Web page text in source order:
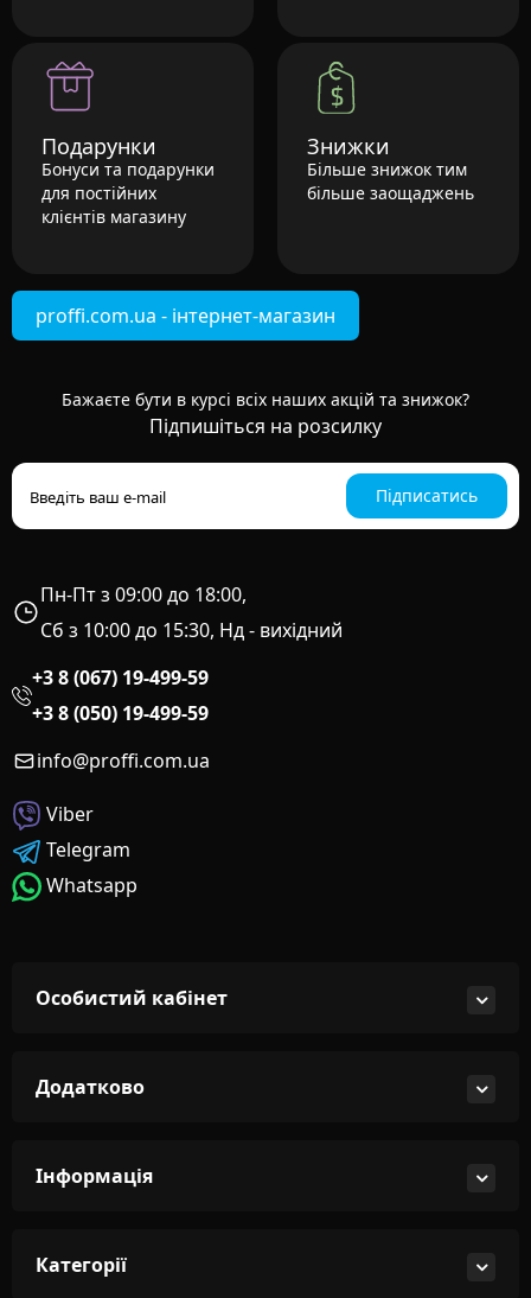
Подарунки
Бонуси та подарунки
для постійних
клієнтів магазину
Знижки
Більше знижок тим
більше заощаджень
proffi.com.ua - інтернет-магазин
Бажаєте бути в курсі всіх наших акцій та знижок?
Підпишіться на розсилку
Підписатись
Пн-Пт з 09:00 до 18:00,
Сб з 10:00 до 15:30, Нд - вихідний
+3 8 (067) 19-499-59
+3 8 (050) 19-499-59
info@proffi.com.ua
Viber
Telegram
Whatsapp
Особистий кабінет
Додатково
Інформація
Категорії